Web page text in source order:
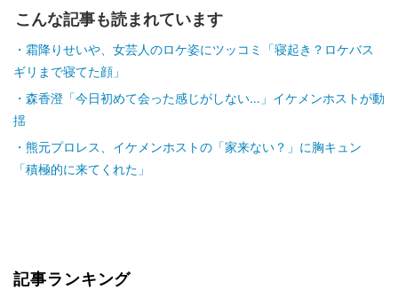
こんな記事も読まれています
霜降りせいや、女芸人のロケ姿にツッコミ「寝起き？ロケバス
ギリまで寝てた顔」
森香澄「今日初めて会った感じがしない…」イケメンホストが動
揺
熊元プロレス、イケメンホストの「家来ない？」に胸キュン
「積極的に来てくれた」
記事ランキング